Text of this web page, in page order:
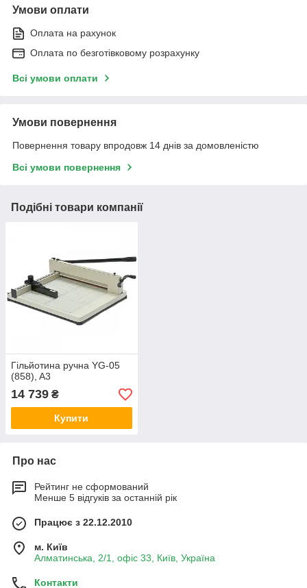
Умови оплати
Оплата на рахунок
Оплата по безготівковому розрахунку
Всі умови оплати
Умови повернення
Повернення товару впродовж 14 днів за домовленістю
Всі умови повернення
Подібні товари компанії
Гільйотина ручна YG-05
(858), A3
14 739 ₴
Купити
Про нас
Рейтинг не сформований
Менше 5 відгуків за останній рік
Працює з 22.12.2010
м. Київ
Алматинська, 2/1, офіс 33, Київ, Україна
Контакти